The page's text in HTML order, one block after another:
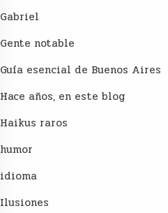
Gabriel
Gente notable
Guía esencial de Buenos Aires
Hace años, en este blog
Haikus raros
humor
idioma
Ilusiones